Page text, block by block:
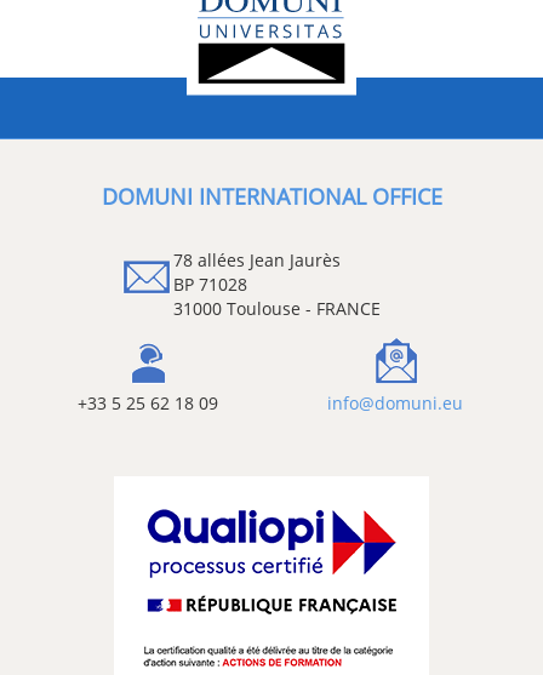
DOMUNI INTERNATIONAL OFFICE
78 allées Jean Jaurès
BP 71028
31000 Toulouse - FRANCE
+33 5 25 62 18 09 info@domuni.eu